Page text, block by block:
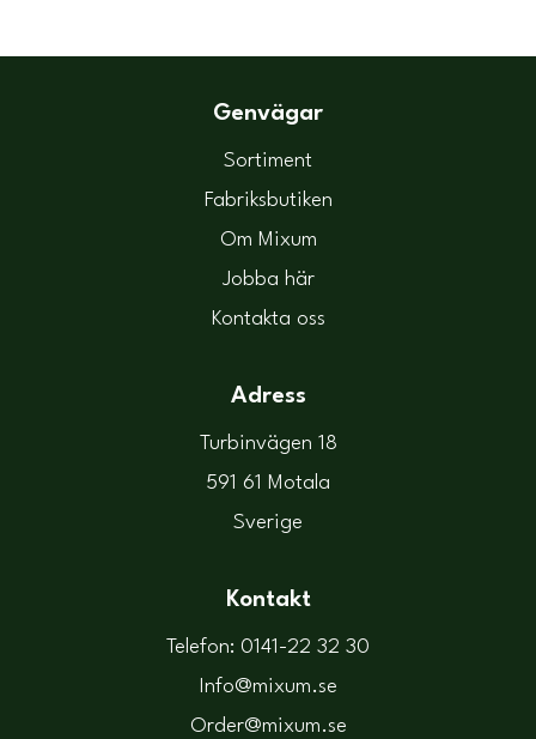
Genvägar
Sortiment
Fabriksbutiken
Om Mixum
Jobba här
Kontakta oss
Adress
Turbinvägen 18
591 61 Motala
Sverige
Kontakt
Telefon: 0141-22 32 30
Info@mixum.se
Order@mixum.se